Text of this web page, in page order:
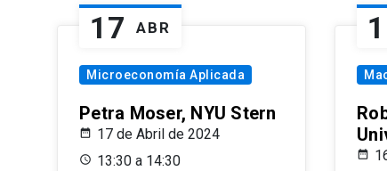
17 ABR
Microeconomía Aplicada
Petra Moser, NYU Stern
17 de Abril de 2024
13:30 a 14:30